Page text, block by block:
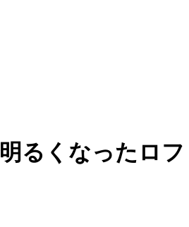
るくなったロ